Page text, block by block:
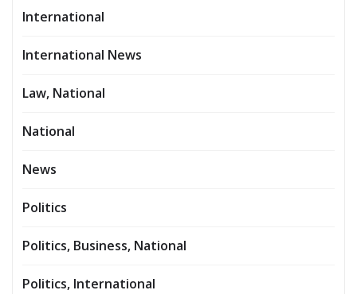
International
International News
Law, National
National
News
Politics
Politics, Business, National
Politics, International